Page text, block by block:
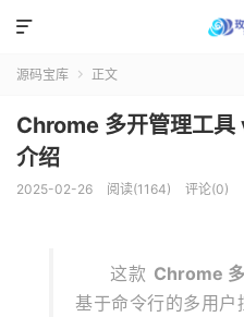

源码宝库  正文
Chrome 多开管理工具
介绍
2025-02-26 阅读(1164) 评论(0)
这款 Chrome
基于命令行的多用户